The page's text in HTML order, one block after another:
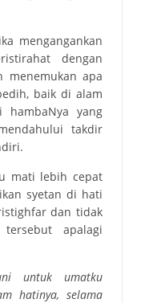
mengangankan
dengan
menemukan apa
baik di alam
yang
takdir
mati lebih cepat
syetan di hati
dan tidak
apalagi
untuk umatku
hatinya, selama